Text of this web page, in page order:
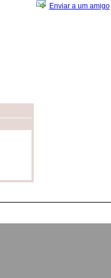
Enviar a um amigo